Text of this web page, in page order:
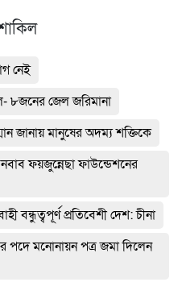
নেই
৮জনের জেল জরিমানা
জানায় মানুষের অদম্য শক্তিকে
ফয়জুন্নেছা ফাউন্ডেশনের
বন্ধুত্বপূর্ণ প্রতিবেশী দেশ: চীনা
পদে মনোনায়ন পত্র জমা দিলেন